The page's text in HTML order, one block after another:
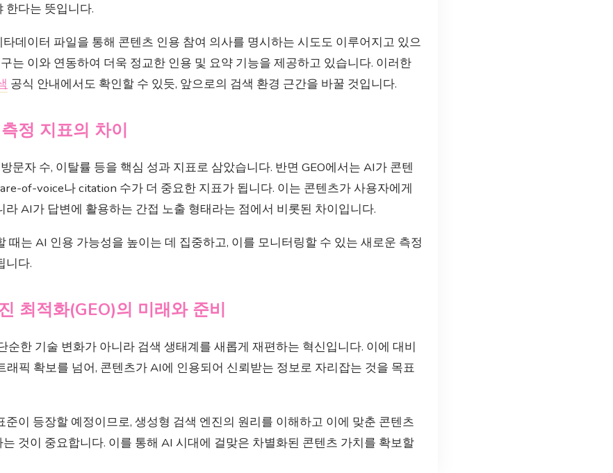
한다는 뜻입니다.
타데이터 파일을 통해 콘텐츠 인용 참여 의사를 명시하는 시도도 이루어지고 있으
는 이와 연동하여 더욱 정교한 인용 및 요약 기능을 제공하고 있습니다. 이러한
공식 안내에서도 확인할 수 있듯, 앞으로의 검색 환경 근간을 바꿀 것입니다.
정 지표의 차이
문자 수, 이탈률 등을 핵심 성과 지표로 삼았습니다. 반면 GEO에서는 AI가 콘텐
of-voice나 citation 수가 더 중요한 지표가 됩니다. 이는 콘텐츠가 사용자에게
라 AI가 답변에 활용하는 간접 노출 형태라는 점에서 비롯된 차이입니다.
때는 AI 인용 가능성을 높이는 데 집중하고, 이를 모니터링할 수 있는 새로운 측정
니다.
최적화(GEO)의 미래와 준비
순한 기술 변화가 아니라 검색 생태계를 새롭게 재편하는 혁신입니다. 이에 대비
래픽 확보를 넘어, 콘텐츠가 AI에 인용되어 신뢰받는 정보로 자리잡는 것을 목표
준이 등장할 예정이므로, 생성형 검색 엔진의 원리를 이해하고 이에 맞춘 콘텐츠
것이 중요합니다. 이를 통해 AI 시대에 걸맞은 차별화된 콘텐츠 가치를 확보할